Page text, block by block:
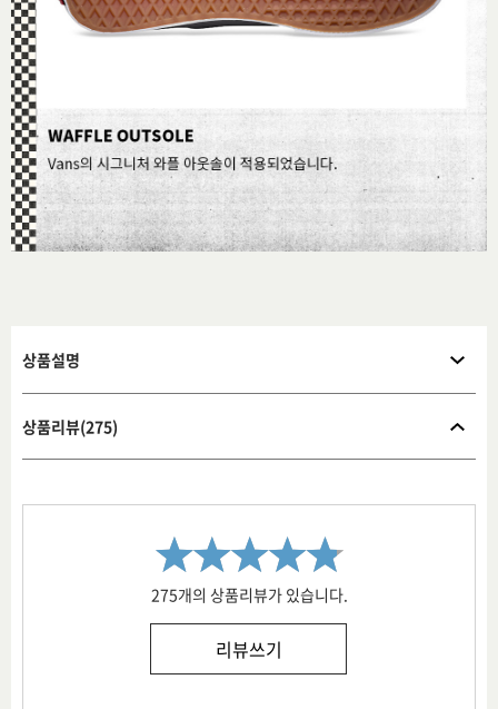
상품설명
상품리뷰(275)
275개의 상품리뷰가 있습니다.
리뷰쓰기